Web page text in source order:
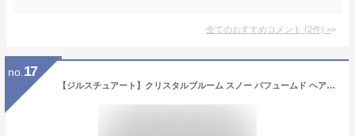
全てのおすすめコメント (2件) >
no. 17
【ジルスチュアート】クリスタルブルーム スノー パフュームド ヘアミスト 30ml [並行輸入品]